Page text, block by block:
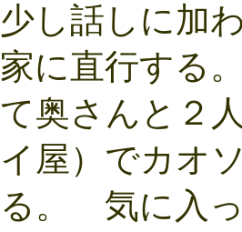
少し話しに加
家に直行する
て奥さんと２
イ屋）でカオ
る。 気に入